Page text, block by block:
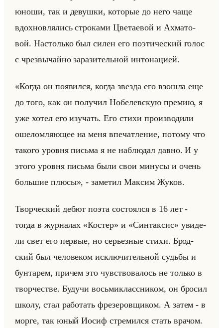
юноши, так и де­вуш­ки, ко­то­рые до него чаще
вдох­нов­ля­лись стро­ка­ми Цве­та­евой и Ах­ма­то­
вой. На­столько был силен его по­эти­че­ский голос
с чрез­вы­чайно за­ра­зи­тельной ин­то­на­ци­ей.
«Когда он появился, когда звезда его взошла еще
до того, как он получил Нобелевскую премию, я
уже хотел его изучать. Его стихи производили
ошеломляющее на меня впечатление, потому что
такого уровня письма я не наблюдал давно. И у
этого уровня письма были свои минусы и очень
большие плюсы», - за­ме­тил Мак­сим Жуков.
Твор­че­ский дебют поэта со­сто­ял­ся в 16 лет -
тогда в жур­на­лах «Костер» и «Синтаксис» уви­де­
ли свет его пер­вые, но се­рьез­ные стихи. Брод­
ский был че­ло­ве­ком ис­клю­чи­тельной судьбы и
бун­та­рем, при­чем это чув­ство­ва­лось не только в
твор­че­стве. Бу­дучи восьми­класс­ни­ком, он бро­сил
школу, стал ра­бо­тать фре­зе­ров­щи­ком. А затем - в
морге, так юный Иосиф стре­мил­ся стать вра­чом.